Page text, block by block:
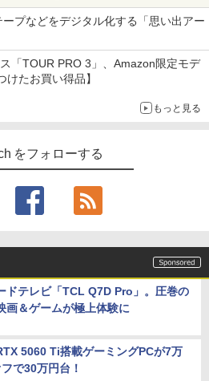
プなどをデジタル化する「思い出アー
「TOUR PRO 3」、Amazon限定モデ
たお買い得品】
もっと見る
をフォローする
ドテレビ「TCL Q7D Pro」。圧巻の
画＆ゲームが極上体験に
5060 Ti搭載ゲーミングPCが7万
で30万円台！